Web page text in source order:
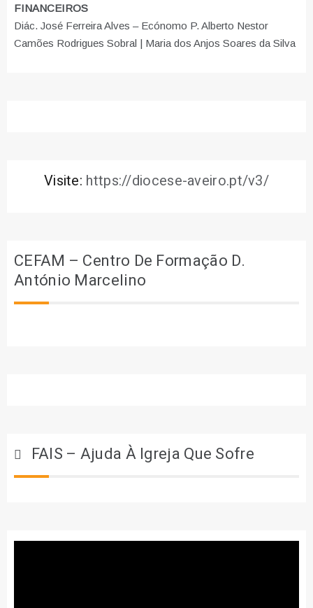
FINANCEIROS
Diác. José Ferreira Alves – Ecónomo P. Alberto Nestor
Camões Rodrigues Sobral | Maria dos Anjos Soares da Silva
Visite: https://diocese-aveiro.pt/v3/
CEFAM – Centro De Formação D.
António Marcelino
FAIS – Ajuda À Igreja Que Sofre